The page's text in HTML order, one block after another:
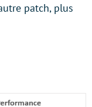
patch, plus